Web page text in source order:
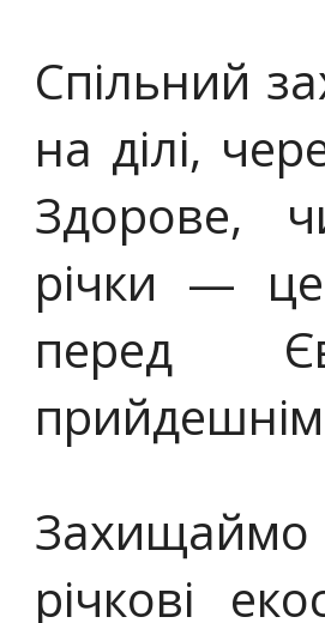
Спільний
на ділі,
Здорове,
річки — це
перед
Захищаймо
річкові